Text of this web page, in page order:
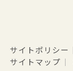
サイトポリシー
サイトマップ